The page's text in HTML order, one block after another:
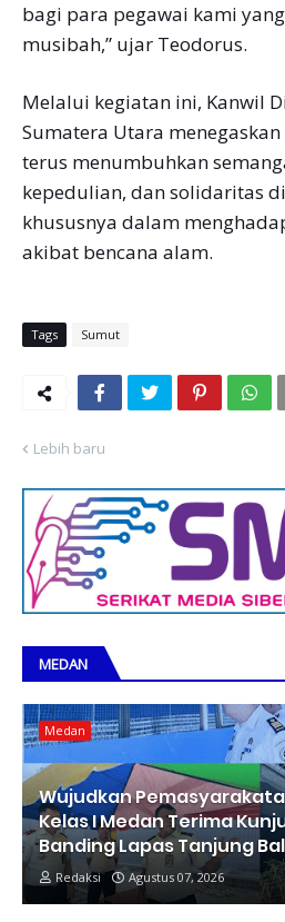
bagi para pegawai kami
musibah,” ujar Teodorus.
Melalui kegiatan ini, Kanwil
Sumatera Utara
terus menumbuhkan
kepedulian, dan solidaritas
khususnya dalam
akibat bencana alam.
Tags Sumut
Lebih baru
MEDAN
Medan
Wujudkan
Kelas I Medan Terima
Banding Lapas Tanjung
Redaksi Agustus 07, 2026